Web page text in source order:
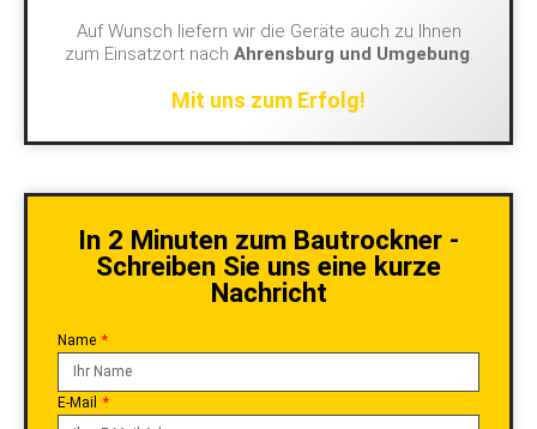
Auf Wunsch liefern wir die Geräte auch zu Ihnen
zum Einsatzort nach Ahrensburg und Umgebung.
Mit uns zum Erfolg!
In 2 Minuten zum Bautrockner -
Schreiben Sie uns eine kurze
Nachricht
Name
E-Mail